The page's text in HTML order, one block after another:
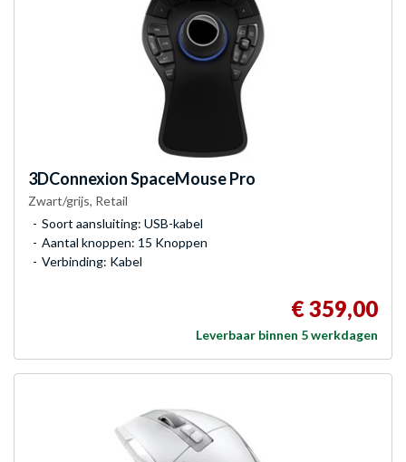
3DConnexionSpaceMouse Pro
Zwart/grijs, Retail
Soort aansluiting: USB-kabel
Aantal knoppen: 15 Knoppen
Verbinding: Kabel
€ 359,00
Leverbaar binnen 5 werkdagen